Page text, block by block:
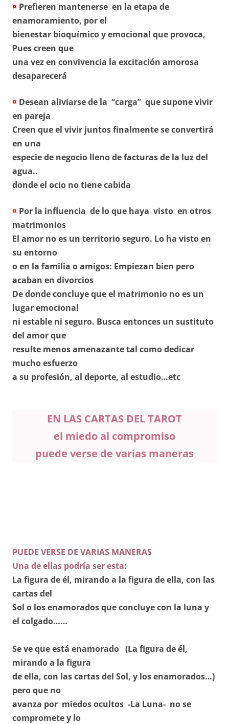
¤ Prefieren mantenerse en la etapa de
enamoramiento, por el
bienestar bioquímico y emocional que provoca,
Pues creen que
una vez en convivencia la excitación amorosa
desaparecerá
¤ Desean aliviarse de la “carga” que supone vivir
en pareja
Creen que el vivir juntos finalmente se convertirá
en una
especie de negocio lleno de facturas de la luz del
agua..
donde el ocio no tiene cabida
¤ Por la influencia de lo que haya visto en otros
matrimonios
El amor no es un territorio seguro. Lo ha visto en
su entorno
o en la familia o amigos: Empiezan bien pero
acaban en divorcios
De donde concluye que el matrimonio no es un
lugar emocional
ni estable ni seguro. Busca entonces un sustituto
del amor que
resulte menos amenazante tal como dedicar
mucho esfuerzo
a su profesión, al deporte, al estudio…etc
EN LAS CARTAS DEL TAROT
el miedo al compromiso
puede verse de varias maneras
PUEDE VERSE DE VARIAS MANERAS
Una de ellas podría ser esta:
La figura de él, mirando a la figura de ella, con las
cartas del
Sol o los enamorados que concluye con la luna y
el colgado……
Se ve que está enamorado (La figura de él,
mirando a la figura
de ella, con las cartas del Sol, y los enamorados…)
pero que no
avanza por miedos ocultos -La Luna- no se
compromete y lo